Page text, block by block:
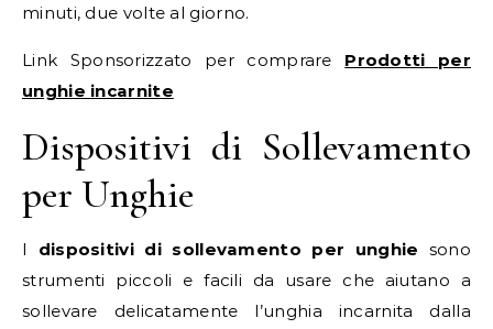
minuti, due volte al giorno.
Link Sponsorizzato per comprare Prodotti per
unghie incarnite
Dispositivi di Sollevamento
per Unghie
I dispositivi di sollevamento per unghie sono
strumenti piccoli e facili da usare che aiutano a
sollevare delicatamente l’unghia incarnita dalla